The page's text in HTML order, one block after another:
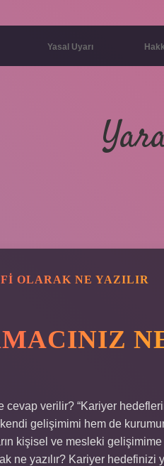
Yasal Uyarı
OLARAK NE YAZILIR
cevap verilir? “Kariyer
gelişimimi hem de
kişisel ve mesleki
ne yazılır? Kariyer hedefinizi